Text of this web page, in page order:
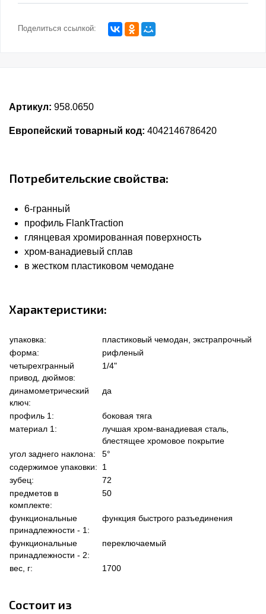
Поделиться ссылкой:
Артикул: 958.0650
Европейский товарный код: 4042146786420
Потребительские свойства:
6-гранный
профиль FlankTraction
глянцевая хромированная поверхность
хром-ванадиевый сплав
в жестком пластиковом чемодане
Характеристики:
упаковка:
пластиковый чемодан, экстрапрочный
форма:
рифленый
четырехгранный
привод, дюймов:
1/4"
динамометрический
ключ:
да
профиль 1:
боковая тяга
материал 1:
лучшая хром-ванадиевая сталь,
блестящее хромовое покрытие
угол заднего наклона:
5°
содержимое упаковки:
1
зубец:
72
предметов в
комплекте:
50
функциональные
принадлежности - 1:
функция быстрого разъединения
функциональные
принадлежности - 2:
переключаемый
вес, г: 1700
Состоит из